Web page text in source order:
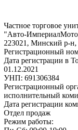
Частное торговое
"Авто-
223021, Минский р-н,
Регистрационный
Дата регистрации в
01.12.2021
УНП: 691306384
Регистрационный
исполнительный
Дата регистрации
Отдел продаж
Режим работы: